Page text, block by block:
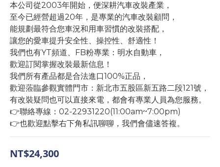
本公司從2003年開始，便深耕汽車改裝產業，
至今已經營超過20年，是專業的汽車改裝顧問，
能規劃最符合您車況和用車習慣的改裝搭配，
讓您的愛車提升安全性、操控性、舒適性！
我們也有YT頻道、FB粉專業：明水自動車，
歡迎訂閱掌握改裝最新信息！
我們所有產品都是合法進口100%正品，
歡迎蒞臨參觀實體門市：新北市五股區新五路二段121號，
有改裝疑問也可以直接來電，都會有專業人員為您服務。
👉聯絡專線：02-22931220(11:00am~7:00pm)
👉也歡迎點擊右下角私訊聊聊，我們會儘速答複。
NT$24,300